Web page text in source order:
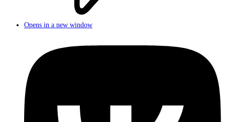
Opens in a new window